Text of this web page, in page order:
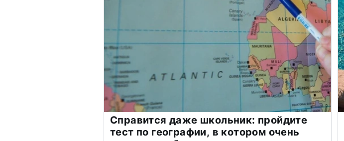
Справится даже школьник: пройдите
тест по географии, в котором очень